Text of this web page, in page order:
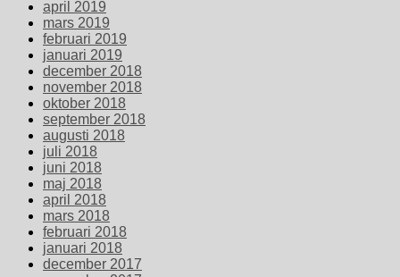
april 2019
mars 2019
februari 2019
januari 2019
december 2018
november 2018
oktober 2018
september 2018
augusti 2018
juli 2018
juni 2018
maj 2018
april 2018
mars 2018
februari 2018
januari 2018
december 2017